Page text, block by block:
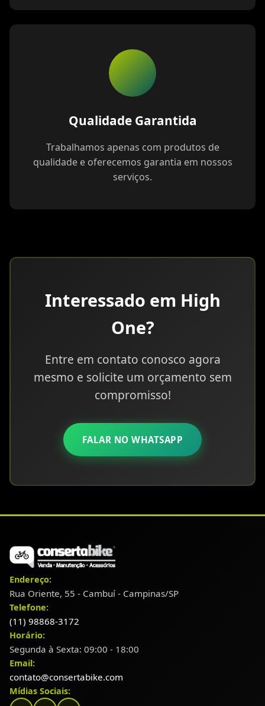
Qualidade Garantida
Trabalhamos apenas com produtos de
qualidade e oferecemos garantia em nossos
serviços.
Interessado em High
One?
Entre em contato conosco agora
mesmo e solicite um orçamento sem
compromisso!
FALAR NO WHATSAPP
Endereço:
Rua Oriente, 55 - Cambuí - Campinas/SP
Telefone:
(11) 98868-3172
Horário:
Segunda à Sexta: 09:00 - 18:00
Email:
contato@consertabike.com
Mídias Sociais: